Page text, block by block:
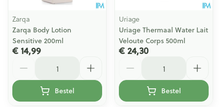
Zarqa
Zarqa Body Lotion
Sensitive 200ml
€ 14,99
Bestel
Uriage
Uriage Thermaal Water Lait
Veloute Corps 500ml
€ 24,30
Bestel